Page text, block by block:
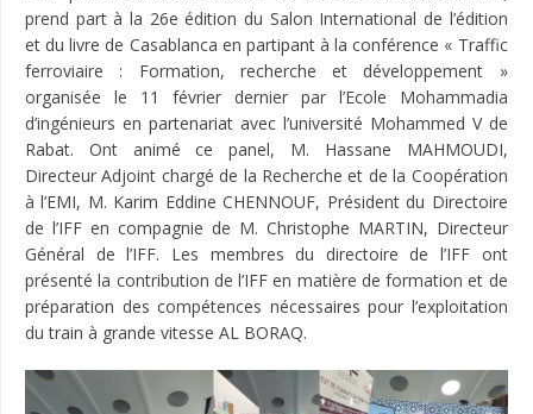
prend part à la 26e édition du Salon International de l’édition
et du livre de Casablanca en partipant à la conférence « Traffic
ferroviaire : Formation, recherche et développement »
organisée le 11 février dernier par l’Ecole Mohammadia
d’ingénieurs en partenariat avec l’université Mohammed V de
Rabat. Ont animé ce panel, M. Hassane MAHMOUDI,
Directeur Adjoint chargé de la Recherche et de la Coopération
à l’EMI, M. Karim Eddine CHENNOUF, Président du Directoire
de l’IFF en compagnie de M. Christophe MARTIN, Directeur
Général de l’IFF. Les membres du directoire de l’IFF ont
présenté la contribution de l’IFF en matière de formation et de
préparation des compétences nécessaires pour l’exploitation
du train à grande vitesse AL BORAQ.